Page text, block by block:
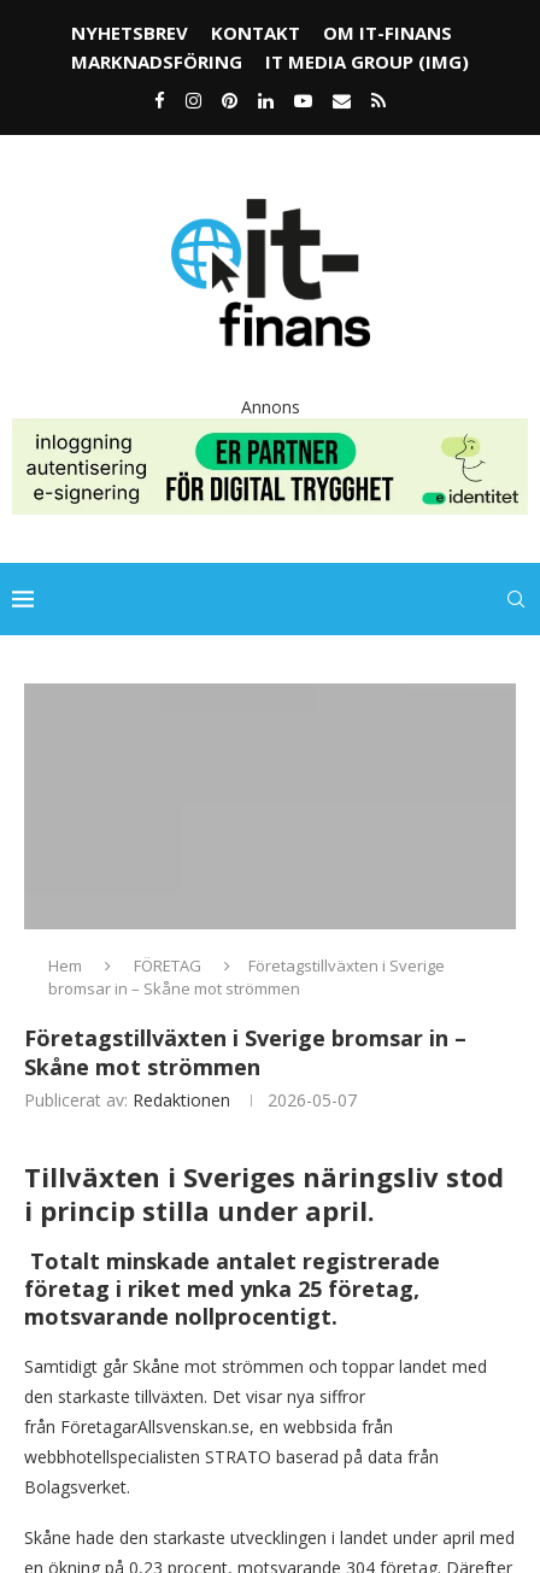
NYHETSBREV KONTAKT
OM IT-FINANS
MARKNADSFÖRING
IT MEDIA GROUP (IMG)
Annons
Hem FÖRETAG
Företagstillväxten i Sverige
bromsar in – Skåne mot strömmen
Företagstillväxten i Sverige bromsar in –
Skåne mot strömmen
Publicerat av: Redaktionen 2026-05-07
Tillväxten i Sveriges näringsliv stod
i princip stilla under april.
Totalt minskade antalet registrerade
företag i riket med ynka 25 företag,
motsvarande nollprocentigt.
Samtidigt går Skåne mot strömmen och toppar landet med
den starkaste tillväxten. Det visar nya siffror
från FöretagarAllsvenskan.se, en webbsida från
webbhotellspecialisten STRATO baserad på data från
Bolagsverket.
Skåne hade den starkaste utvecklingen i landet under april med
en ökning på 0,23 procent, motsvarande 304 företag. Därefter